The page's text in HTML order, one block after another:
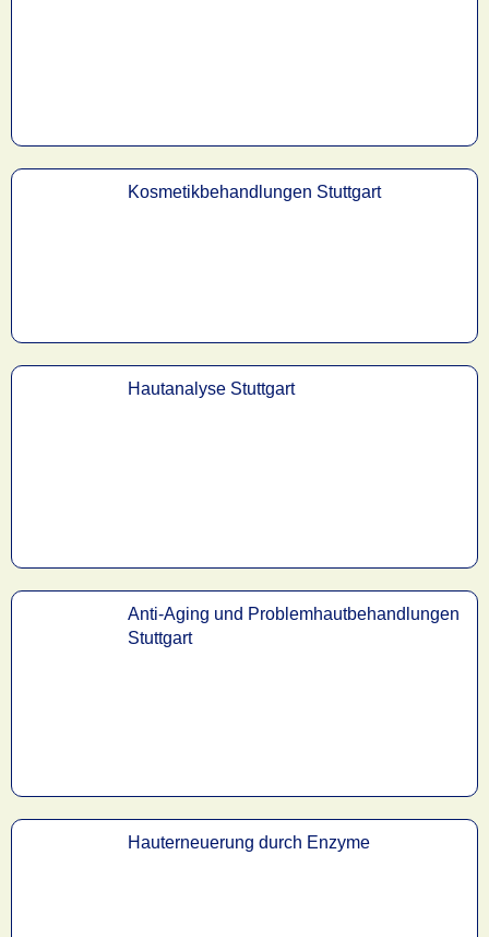
Kosmetikbehandlungen Stuttgart
Hautanalyse Stuttgart
Anti-Aging und Problemhautbehandlungen
Stuttgart
Hauterneuerung durch Enzyme